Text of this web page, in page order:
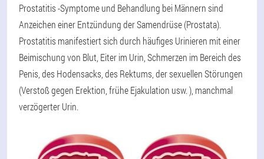
Prostatitis -Symptome und Behandlung bei Männern sind
Anzeichen einer Entzündung der Samendrüse (Prostata).
Prostatitis manifestiert sich durch häufiges Urinieren mit einer
Beimischung von Blut, Eiter im Urin, Schmerzen im Bereich des
Penis, des Hodensacks, des Rektums, der sexuellen Störungen
(Verstoß gegen Erektion, frühe Ejakulation usw. ), manchmal
verzögerter Urin.